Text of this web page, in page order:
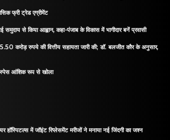
फ्री ट्रेड एग्रीमेंट
से किया आह्वान, कहा-पंजाब के विकास में भागीदार बनें प्रवासी
करोड़ रुपये की वित्तीय सहायता जारी की; डॉ. बलजीत कौर के अनुसार,
आंशिक रूप से खोला
हॉस्पिटल्स में जॉइंट रिप्लेसमेंट मरीजों ने मनाया नई जिंदगी का जश्न